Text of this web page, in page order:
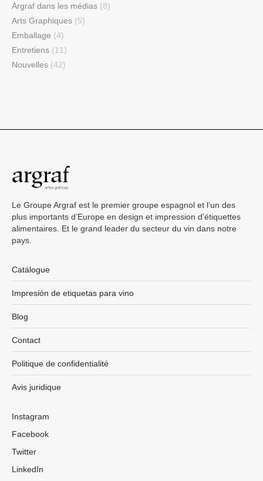
Argraf dans les médias (8)
Arts Graphiques (5)
Emballage (4)
Entretiens (11)
Nouvelles (42)
Le Groupe Argraf est le premier groupe espagnol et l’un des
plus importants d’Europe en design et impression d’étiquettes
alimentaires. Et le grand leader du secteur du vin dans notre
pays.
Catálogue
Impresión de etiquetas para vino
Blog
Contact
Politique de confidentialité
Avis juridique
Instagram
Facebook
Twitter
LinkedIn